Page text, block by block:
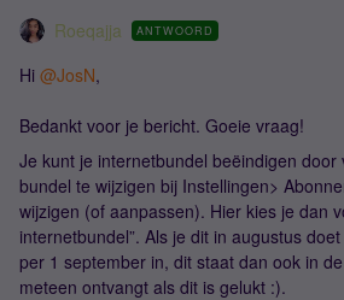
Roeqajja ANTWOORD
Hi @JosN,
Bedankt voor je bericht. Goeie vraag!
Je kunt je internetbundel beëindigen door
bundel te wijzigen bij Instellingen>
wijzigen (of aanpassen). Hier kies je dan
internetbundel”. Als je dit in augustus
per 1 september in, dit staat dan ook in
meteen ontvangt als dit is gelukt :).